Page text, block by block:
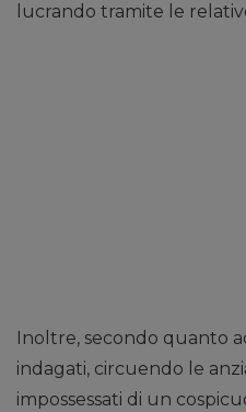
lucrando tramite le
Inoltre, secondo quanto
indagati, circuendo le
impossessati di un